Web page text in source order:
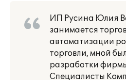
ИП Русина Юлия
занимается
автоматизации
торговли, мной
разработки
Специалисты